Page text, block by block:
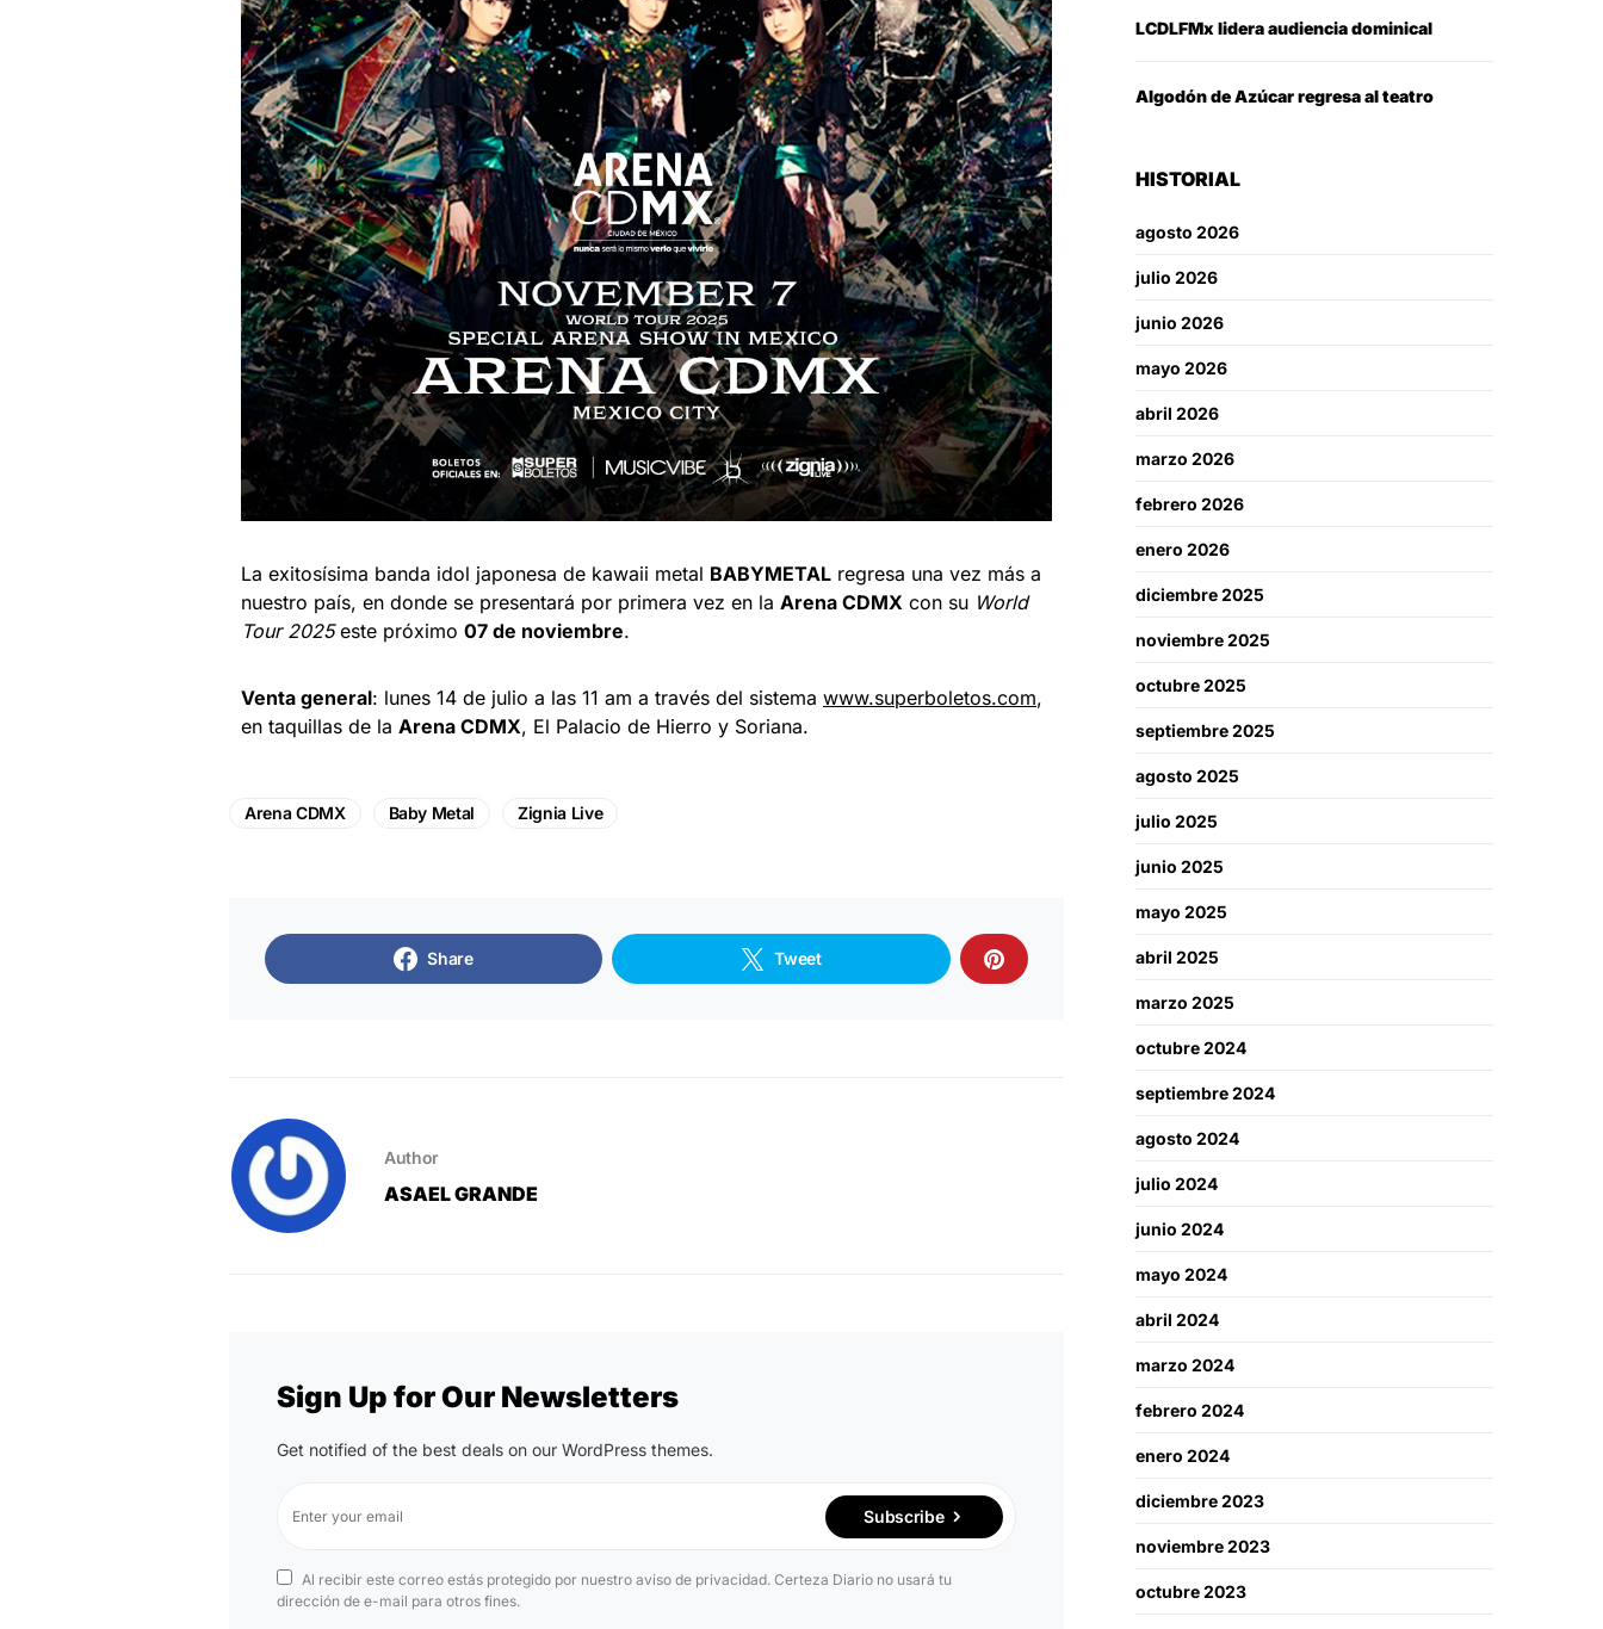
La exitosísima banda idol japonesa de kawaii metal BABYMETAL regresa una vez más a
nuestro país, en donde se presentará por primera vez en la Arena CDMX con su World
Tour 2025este próximo 07 de noviembre.
Venta general: lunes 14 de julio a las 11 am a través del sistema www.superboletos.com,
en taquillas de la Arena CDMX, El Palacio de Hierro y Soriana.
Arena CDMX Baby Metal Zignia Live
Share Tweet
Author
ASAEL GRANDE
Sign Up for Our Newsletters
Get notified of the best deals on our WordPress themes.
Subscribe
Al recibir este correo estás protegido por nuestro aviso de privacidad. Certeza Diario no usará tu
dirección de e-mail para otros fines.
LCDLFMx lidera audiencia dominical
Algodón de Azúcar regresa al teatro
HISTORIAL
agosto 2026
julio 2026
junio 2026
mayo 2026
abril 2026
marzo 2026
febrero 2026
enero 2026
diciembre 2025
noviembre 2025
octubre 2025
septiembre 2025
agosto 2025
julio 2025
junio 2025
mayo 2025
abril 2025
marzo 2025
octubre 2024
septiembre 2024
agosto 2024
julio 2024
junio 2024
mayo 2024
abril 2024
marzo 2024
febrero 2024
enero 2024
diciembre 2023
noviembre 2023
octubre 2023